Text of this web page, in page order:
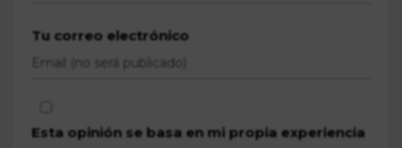
Tu correo electrónico
Esta opinión se basa en mi propia experiencia